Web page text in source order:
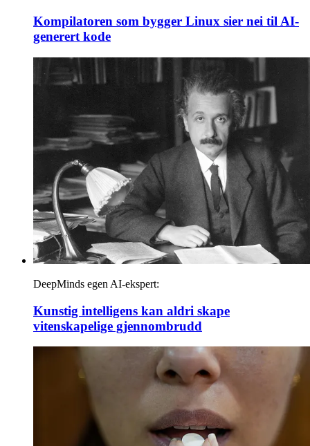
Kompilatoren som bygger Linux sier nei til AI-
generert kode
DeepMinds egen AI-ekspert:
Kunstig intelligens kan aldri skape
vitenskapelige gjennombrudd